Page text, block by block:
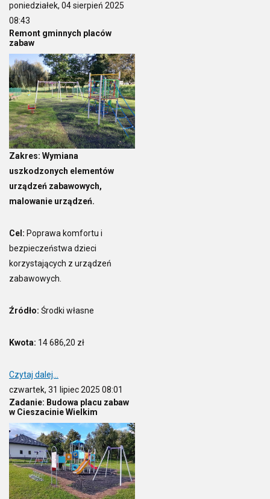
poniedziałek, 04 sierpień 2025
08:43
Remont gminnych placów
zabaw
Zakres: Wymiana
uszkodzonych elementów
urządzeń zabawowych,
malowanie urządzeń.
Cel: Poprawa komfortu i
bezpieczeństwa dzieci
korzystających z urządzeń
zabawowych.
Źródło: Środki własne
Kwota: 14 686,20 zł
Czytaj dalej...
czwartek, 31 lipiec 2025 08:01
Zadanie: Budowa placu zabaw
w Cieszacinie Wielkim